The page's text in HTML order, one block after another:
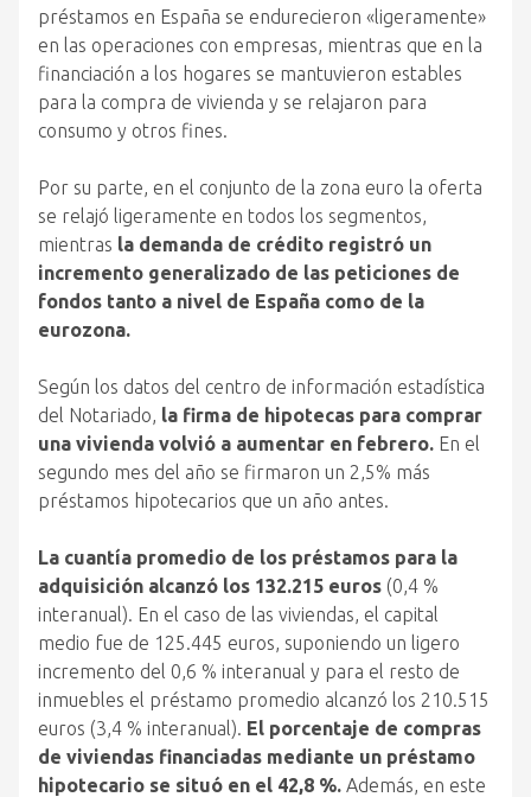
préstamos en España se endurecieron «ligeramente»
en las operaciones con empresas, mientras que en la
financiación a los hogares se mantuvieron estables
para la compra de vivienda y se relajaron para
consumo y otros fines.
Por su parte, en el conjunto de la zona euro la oferta
se relajó ligeramente en todos los segmentos,
mientras la demanda de crédito registró un
incremento generalizado de las peticiones de
fondos tanto a nivel de España como de la
eurozona.
Según los datos del centro de información estadística
del Notariado, la firma de hipotecas para comprar
una vivienda volvió a aumentar en febrero. En el
segundo mes del año se firmaron un 2,5% más
préstamos hipotecarios que un año antes.
La cuantía promedio de los préstamos para la
adquisición alcanzó los 132.215 euros (0,4 %
interanual). En el caso de las viviendas, el capital
medio fue de 125.445 euros, suponiendo un ligero
incremento del 0,6 % interanual y para el resto de
inmuebles el préstamo promedio alcanzó los 210.515
euros (3,4 % interanual). El porcentaje de compras
de viviendas financiadas mediante un préstamo
hipotecario se situó en el 42,8 %. Además, en este